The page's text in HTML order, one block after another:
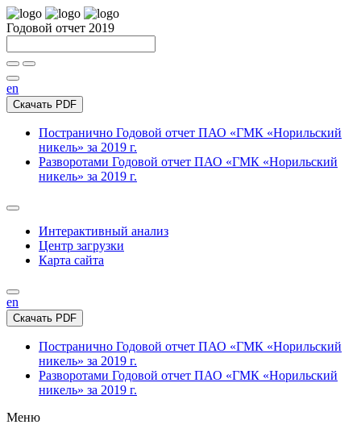
Годовой отчет 2019
en
Скачать PDF
Постранично Годовой отчет ПАО «ГМК «Норильский
никель» за 2019 г.
Разворотами Годовой отчет ПАО «ГМК «Норильский
никель» за 2019 г.
Интерактивный анализ
Центр загрузки
Карта сайта
en
Скачать PDF
Постранично Годовой отчет ПАО «ГМК «Норильский
никель» за 2019 г.
Разворотами Годовой отчет ПАО «ГМК «Норильский
никель» за 2019 г.
Меню